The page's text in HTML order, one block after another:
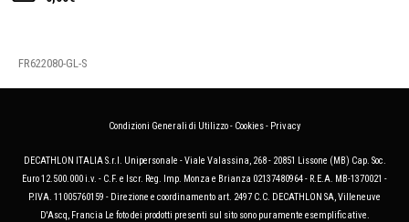
FR622080-GL-S
Condizioni Generali di Utilizzo- Cookies- Privacy
DECATHLON ITALIA S.r.l. Unipersonale - Viale Valassina, 268 - 20851 Lissone (MB) Cap. Soc.
Euro 12.500.000 i.v. - C.F. e Iscr. Reg. Imp. Monza e Brianza 02137480964 - R.E.A. MB-1370021 -
P.IVA. 11005760159 - Direzione e coordinamento art. 2497 C.C. DECATHLON SA, Villeneuve
D'Ascq, Francia Le foto dei prodotti presenti sul sito sono puramente esemplificative.